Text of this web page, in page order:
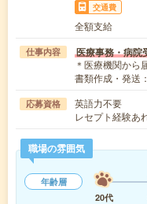
交通費
全額支給
仕事内容 医療事務・病院
＊医療機関から
書類作成・発送
応募資格
英語力不要
レセプト経験あ
職場の雰囲気
年齢層
20代